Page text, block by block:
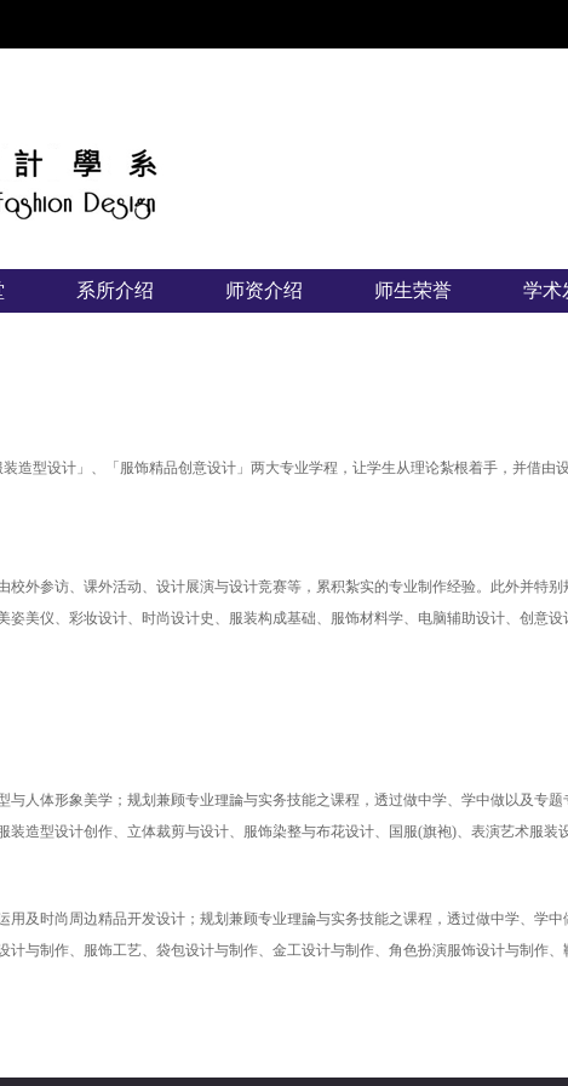
系所介绍 师资介绍 师生荣誉 学术
造型设计」、「服饰精品创意设计」两大专业学程，让学生从理论紮根着手，并借
校外参访、课外活动、设计展演与设计竞赛等，累积紮实的专业制作经验。此外并特别
姿美仪、彩妆设计、时尚设计史、服装构成基础、服饰材料学、电脑辅助设计、创意
人体形象美学；规划兼顾专业理論与实务技能之课程，透过做中学、学中做以及专
装造型设计创作、立体裁剪与设计、服饰染整与布花设计、国服(旗袍)、表演艺术服
用及时尚周边精品开发设计；规划兼顾专业理論与实务技能之课程，透过做中学、学
与制作、服饰工艺、袋包设计与制作、金工设计与制作、角色扮演服饰设计与制作